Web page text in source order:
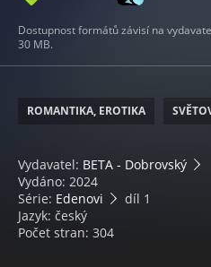
Dostupnost formátů závisí na
30 MB.
ROMANTIKA, EROTIKA
Vydavatel: BETA - Dobrovský
Vydáno: 2024
Série: Edenovi
díl 1
Jazyk: český
Počet stran: 304